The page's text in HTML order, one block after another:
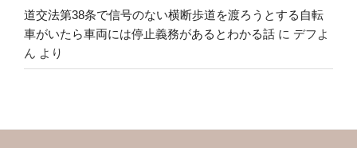
道交法第38条で信号のない横断歩道を渡ろうとする自転
車がいたら車両には停止義務があるとわかる話 に デフよ
ん より